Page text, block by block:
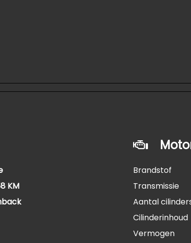
KM
Brandstof
Transmissie
Aantal
Cilinderinhoud
Vermogen